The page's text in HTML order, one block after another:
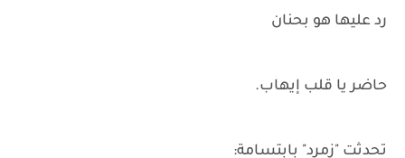
رد عليها هو بحنان
حاضر يا قلب إيهاب.
تحدثت "زمرد" بابتسامة: